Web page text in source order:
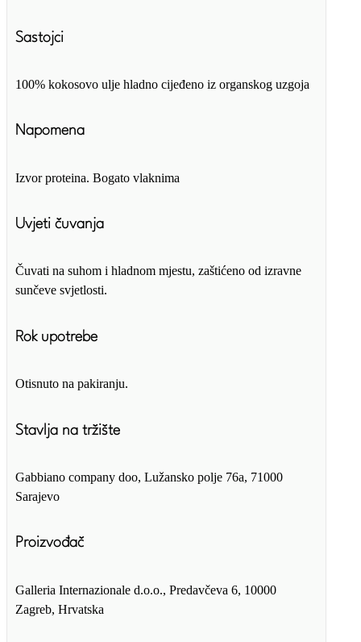
Sastojci
100% kokosovo ulje hladno cijeđeno iz organskog uzgoja
Napomena
Izvor proteina. Bogato vlaknima
Uvjeti čuvanja
Čuvati na suhom i hladnom mjestu, zaštićeno od izravne
sunčeve svjetlosti.
Rok upotrebe
Otisnuto na pakiranju.
Stavlja na tržište
Gabbiano company doo, Lužansko polje 76a, 71000
Sarajevo
Proizvođač
Galleria Internazionale d.o.o., Predavčeva 6, 10000
Zagreb, Hrvatska